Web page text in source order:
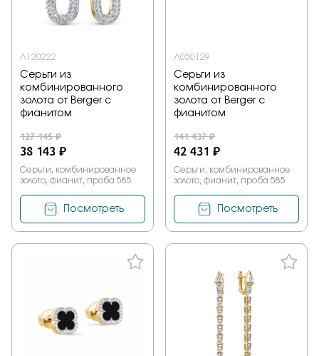
Л120222
Серьги из
комбинированного
золота от Berger с
фианитом
127 145 ₽
38 143 ₽
Серьги, комбинированное
золото, фианит, проба 585
Посмотреть
Л050129
Серьги из
комбинированного
золота от Berger с
фианитом
141 437 ₽
42 431 ₽
Серьги, комбинированное
золото, фианит, проба 585
Посмотреть